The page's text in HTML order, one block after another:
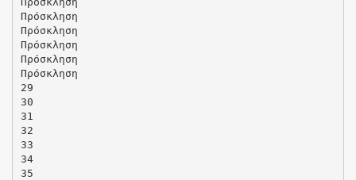
Πρόσκληση
Πρόσκληση
Πρόσκληση
Πρόσκληση
Πρόσκληση
29
30
31
32
33
34
35